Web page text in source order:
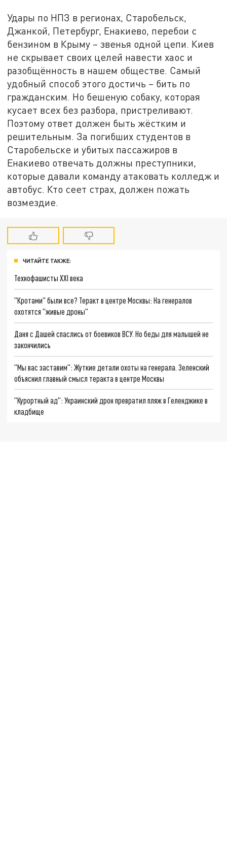
Удары по НПЗ в регионах, Старобельск,
Джанкой, Петербург, Енакиево, перебои с
бензином в Крыму – звенья одной цепи. Киев
не скрывает своих целей навести хаос и
разобщённость в нашем обществе. Самый
удобный способ этого достичь – бить по
гражданским. Но бешеную собаку, которая
кусает всех без разбора, пристреливают.
Поэтому ответ должен быть жёстким и
решительным. За погибших студентов в
Старобельске и убитых пассажиров в
Енакиево отвечать должны преступники,
которые давали команду атаковать колледж и
автобус. Кто сеет страх, должен пожать
возмездие.
ЧИТАЙТЕ ТАКЖЕ:
Технофашисты XXI века
"Кротами" были все? Теракт в центре Москвы: На генералов
охотятся "живые дроны"
Даня с Дашей спаслись от боевиков ВСУ. Но беды для малышей не
закончились
"Мы вас заставим": Жуткие детали охоты на генерала. Зеленский
объяснил главный смысл теракта в центре Москвы
"Курортный ад": Украинский дрон превратил пляж в Геленджике в
кладбище